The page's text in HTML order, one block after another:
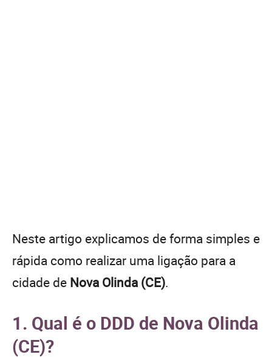
Neste artigo explicamos de forma simples e
rápida como realizar uma ligação para a
cidade de Nova Olinda (CE).
1. Qual é o DDD de Nova Olinda
(CE)?